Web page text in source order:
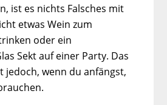
ist es nichts Falsches mit
etwas Wein zum
oder ein
Sekt auf einer Party. Das
jedoch, wenn du anfängst,